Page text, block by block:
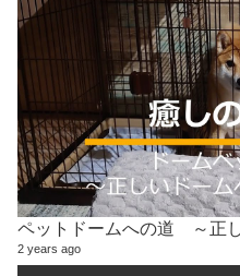
ペットドームへの道 ～正
2 years ago